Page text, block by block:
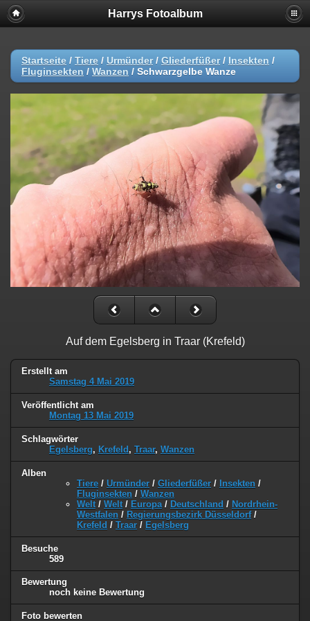
Harrys Fotoalbum
Startseite / Tiere / Urmünder/ Gliederfüßer/ Insekten /
Fluginsekten / Wanzen / Schwarzgelbe Wanze
Auf dem Egelsberg in Traar (Krefeld)
Erstellt am
Samstag 4 Mai 2019
Veröffentlicht am
Montag 13 Mai 2019
Schlagwörter
Egelsberg, Krefeld , Traar, Wanzen
Alben
Tiere / Urmünder / Gliederfüßer / Insekten /
Fluginsekten / Wanzen
Welt / Welt / Europa / Deutschland / Nordrhein-
Westfalen / Regierungsbezirk Düsseldorf/
Krefeld / Traar / Egelsberg
Besuche
589
Bewertung
noch keine Bewertung
Foto bewerten